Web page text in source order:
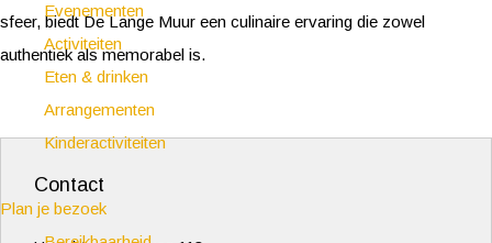
Evenementen
Activiteiten
Eten & drinken
Arrangementen
Kinderactiviteiten
Plan je bezoek
sfeer, biedt De Lange Muur een culinaire ervaring die zowel
authentiek als memorabel is.
Contact